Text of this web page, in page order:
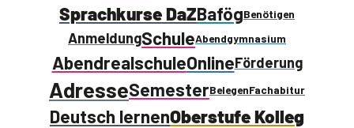
Sprachkurse DaZBafögBenötigen
AnmeldungSchuleAbendgymnasium
AbendrealschuleOnlineFörderung
AdresseSemesterBelegenFachabitur
Deutsch lernenOberstufe Kolleg